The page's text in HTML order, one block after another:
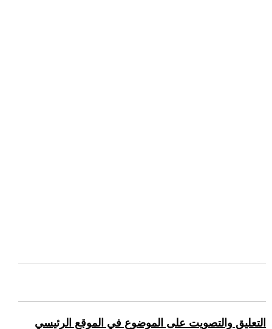
التعليق والتصويت على الموضوع في الموقع الرئيسي